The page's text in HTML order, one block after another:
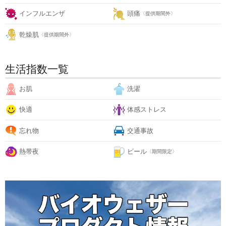
インフルエンザ 頭痛 〈提供期間外〉
乾燥肌 〈提供期間外〉
生活指数一覧
お肌 洗濯
快適 体感ストレス
忘れ物 交通事故
熱帯夜 ビール 〈期間限定〉